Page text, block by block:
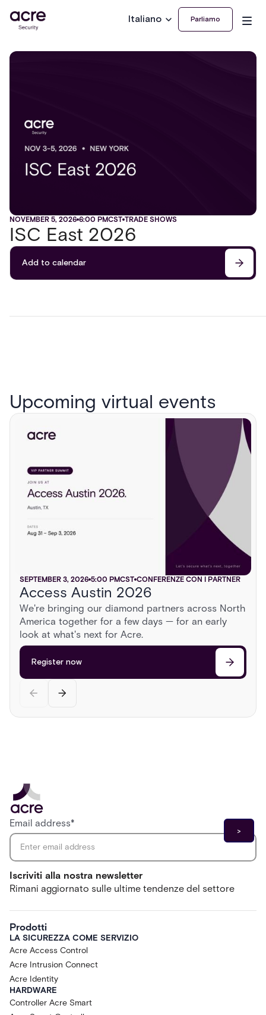
Italiano Parliamo
NOVEMBER 5, 2026 6:00 PMCST TRADE SHOWS
ISC East 2026
Add to calendar
Upcoming virtual events
SEPTEMBER 3, 2026 5:00 PMCST CONFERENZE CON I PARTNER
Access Austin 2026
We're bringing our diamond partners across North
America together for a few days — for an early
look at what's next for Acre.
Register now
AUGUST 13, 2026 2:00 PM CST CONFERENZE CON I PARTNER
Sonoma Roadshow
Head to Sonoma for a day behind the wheel of
exotic cars, a race on a private airstrip, and
discussions on the cutting edge of security.
SEPTEMBER 16, 2026 6:00 PMCST TRADE SHOWS
GSX 2026
Register now
Iscriviti alla nostra newsletter
Rimani aggiornato sulle ultime tendenze del settore
Email address*
Prodotti
LA SICUREZZA COME SERVIZIO
Acre Access Control
Acre Intrusion Connect
Acre Identity
HARDWARE
Controller Acre Smart